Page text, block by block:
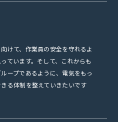
けて、作業員の安全を守れるよ
ています。そして、これからも
ープであるように、電気をもっ
る体制を整えていきたいです